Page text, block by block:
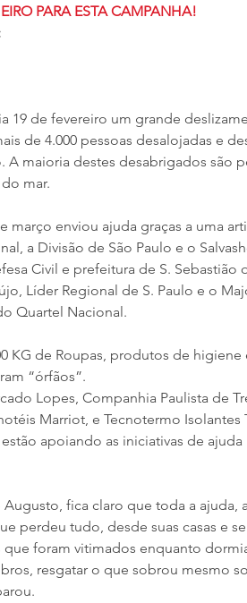
PARA ESTA CAMPANHA!
19 de fevereiro um grande
de 4.000 pessoas desalojadas e
maioria destes desabrigados são
mar.
enviou ajuda graças a uma
a Divisão de São Paulo e o
Civil e prefeitura de S. Sebastião
Líder Regional de S. Paulo e o
Quartel Nacional.
KG de Roupas, produtos de higiene
“órfãos”.
Lopes, Companhia Paulista de
Marriot, e Tecnotermo Isolantes
apoiando as iniciativas de ajuda
fica claro que toda a ajuda,
perdeu tudo, desde suas casas e
foram vitimados enquanto
resgatar o que sobrou mesmo